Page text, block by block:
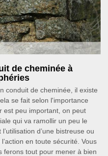
de cheminée à
conduit de cheminée, il existe
se fait selon l'importance
est peu important, on peut
qui va ramollir un peu le
d’une bistreuse ou
en toute sécurité. Vous
ferons tout pour mener à bien